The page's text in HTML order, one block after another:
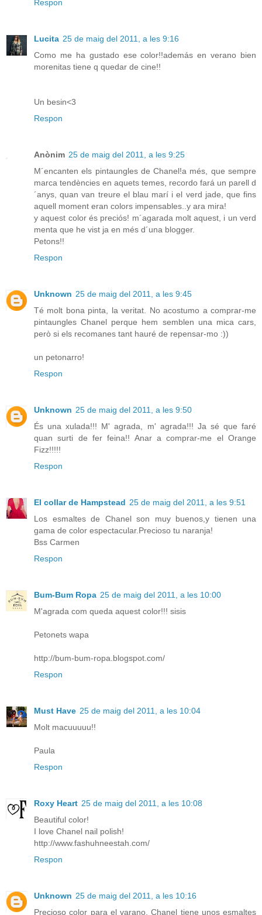
Respon
Lucita 25 de maig del 2011, a les 9:16
Como me ha gustado ese color!!además en verano bien
morenitas tiene q quedar de cine!!
Un besin<3
Respon
Anònim 25 de maig del 2011, a les 9:25
M´encanten els pintaungles de Chanel!a més, que sempre
marca tendències en aquets temes, recordo fará un parell d
´anys, quan van treure el blau marí i el verd jade, que fins
aquell moment eran colors impensables..y ara mira!
y aquest color és preciós! m´agarada molt aquest, i un verd
menta que he vist ja en més d´una blogger.
Petons!!
Respon
Unknown 25 de maig del 2011, a les 9:45
Té molt bona pinta, la veritat. No acostumo a comprar-me
pintaungles Chanel perque hem semblen una mica cars,
però si els recomanes tant hauré de repensar-mo :))
un petonarro!
Respon
Unknown 25 de maig del 2011, a les 9:50
És una xulada!!! M' agrada, m' agrada!!! Ja sé que faré
quan surti de fer feina!! Anar a comprar-me el Orange
Fizz!!!!!
Respon
El collar de Hampstead 25 de maig del 2011, a les 9:51
Los esmaltes de Chanel son muy buenos,y tienen una
gama de color espectacular.Precioso tu naranja!
Bss Carmen
Respon
Bum-Bum Ropa 25 de maig del 2011, a les 10:00
M'agrada com queda aquest color!!! sisis
Petonets wapa
http://bum-bum-ropa.blogspot.com/
Respon
Must Have 25 de maig del 2011, a les 10:04
Molt macuuuuu!!
Paula
Respon
Roxy Heart 25 de maig del 2011, a les 10:08
Beautiful color!
I love Chanel nail polish!
http://www.fashuhneestah.com/
Respon
Unknown 25 de maig del 2011, a les 10:16
Precioso color para el varano, Chanel tiene unos esmaltes